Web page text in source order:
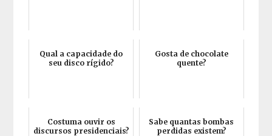
Qual a capacidade do
seu disco rígido?
Gosta de chocolate
quente?
Costuma ouvir os
discursos presidenciais?
Sabe quantas bombas
perdidas existem?